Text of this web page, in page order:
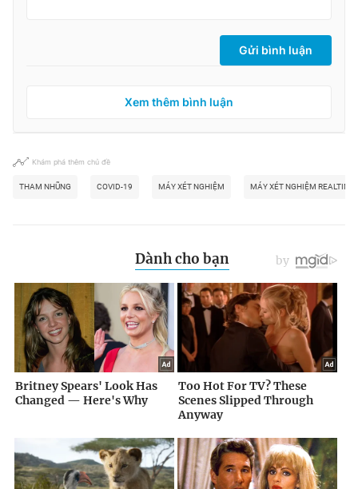
Gửi bình luận
Xem thêm bình luận
Khám phá thêm chủ đề
THAM NHŨNG COVID-19 MÁY XÉT NGHIỆM MÁY XÉT NGHIỆM REALTIME